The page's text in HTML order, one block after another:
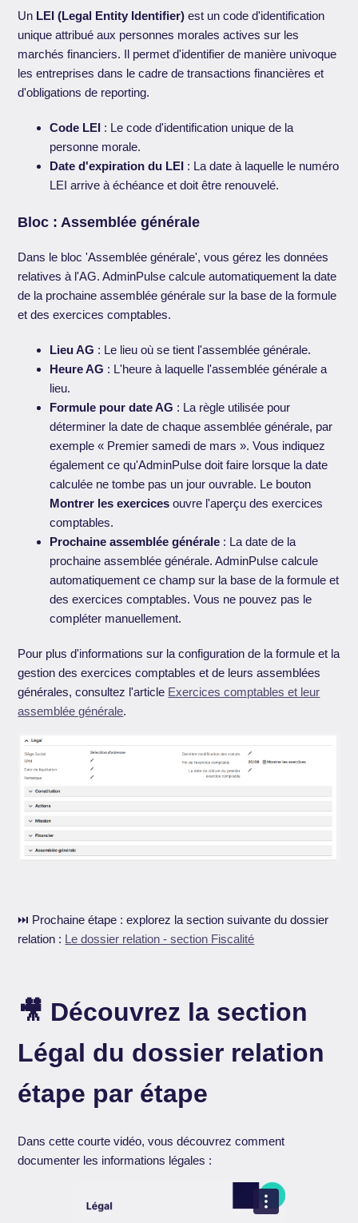
Un LEI (Legal Entity Identifier) est un code d'identification
unique attribué aux personnes morales actives sur les
marchés financiers. Il permet d'identifier de manière univoque
les entreprises dans le cadre de transactions financières et
d'obligations de reporting.
Code LEI : Le code d'identification unique de la
personne morale.
Date d'expiration du LEI : La date à laquelle le numéro
LEI arrive à échéance et doit être renouvelé.
Bloc : Assemblée générale
Dans le bloc 'Assemblée générale', vous gérez les données
relatives à l'AG. AdminPulse calcule automatiquement la date
de la prochaine assemblée générale sur la base de la formule
et des exercices comptables.
Lieu AG : Le lieu où se tient l'assemblée générale.
Heure AG : L'heure à laquelle l'assemblée générale a
lieu.
Formule pour date AG : La règle utilisée pour
déterminer la date de chaque assemblée générale, par
exemple « Premier samedi de mars ». Vous indiquez
également ce qu'AdminPulse doit faire lorsque la date
calculée ne tombe pas un jour ouvrable. Le bouton
Montrer les exercices ouvre l'aperçu des exercices
comptables.
Prochaine assemblée générale : La date de la
prochaine assemblée générale. AdminPulse calcule
automatiquement ce champ sur la base de la formule et
des exercices comptables. Vous ne pouvez pas le
compléter manuellement.
Pour plus d'informations sur la configuration de la formule et la
gestion des exercices comptables et de leurs assemblées
générales, consultez l'article Exercices comptables et leur
assemblée générale.
⏭️ Prochaine étape : explorez la section suivante du dossier
relation : Le dossier relation - section Fiscalité
🎥 Découvrez la section
Légal du dossier relation
étape par étape
Dans cette courte vidéo, vous découvrez comment
documenter les informations légales :